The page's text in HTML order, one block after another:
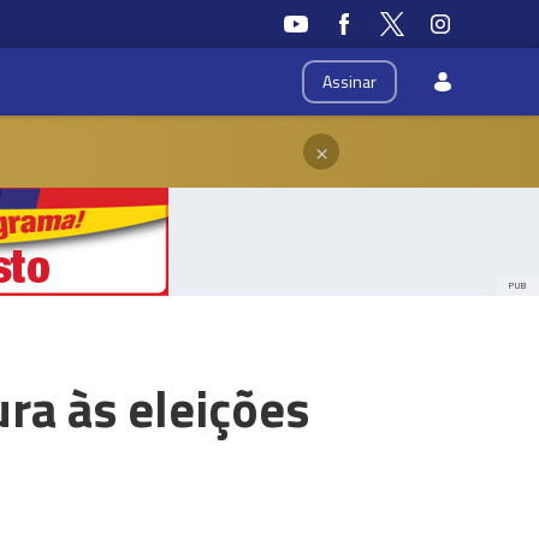
Assinar
×
PUB
às eleições